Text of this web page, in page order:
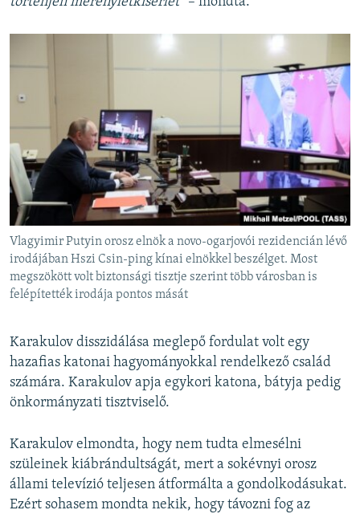
Vlagyimir Putyin orosz elnök a novo-ogarjovói rezidencián lévő
irodájában Hszi Csin-ping kínai elnökkel beszélget. Most
megszökött volt biztonsági tisztje szerint több városban is
felépítették irodája pontos mását
Karakulov disszidálása meglepő fordulat volt egy
hazafias katonai hagyományokkal rendelkező család
számára. Karakulov apja egykori katona, bátyja pedig
önkormányzati tisztviselő.
Karakulov elmondta, hogy nem tudta elmesélni
szüleinek kiábrándultságát, mert a sokévnyi orosz
állami televízió teljesen átformálta a gondolkodásukat.
Ezért sohasem mondta nekik, hogy távozni fog az